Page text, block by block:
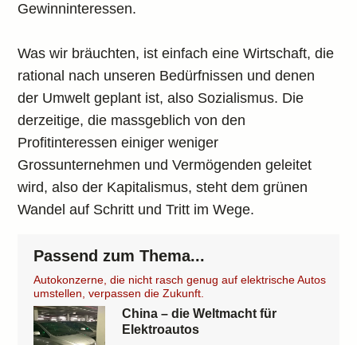
Gewinninteressen.
Was wir bräuchten, ist einfach eine Wirtschaft, die
rational nach unseren Bedürfnissen und denen
der Umwelt geplant ist, also Sozialismus. Die
derzeitige, die massgeblich von den
Profitinteressen einiger weniger
Grossunternehmen und Vermögenden geleitet
wird, also der Kapitalismus, steht dem grünen
Wandel auf Schritt und Tritt im Wege.
Passend zum Thema...
Autokonzerne, die nicht rasch genug auf elektrische Autos
umstellen, verpassen die Zukunft.
China – die Weltmacht für
Elektroautos